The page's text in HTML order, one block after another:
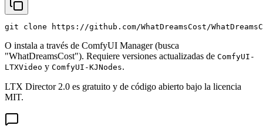
git clone https://github.com/WhatDreamsCost/
O instala a través de ComfyUI Manager (busca
"WhatDreamsCost"). Requiere versiones actualizadas de ComfyUI-
LTXVideo y ComfyUI-KJNodes.
LTX Director 2.0 es gratuito y de código abierto bajo la licencia
MIT.